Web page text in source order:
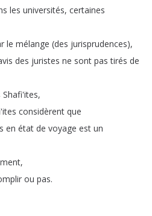
les universités, certaines
le mélange (des jurisprudences),
des juristes ne sont pas tirés de
Shafi'ites,
considèrent que
en état de voyage est un
,
ou pas.